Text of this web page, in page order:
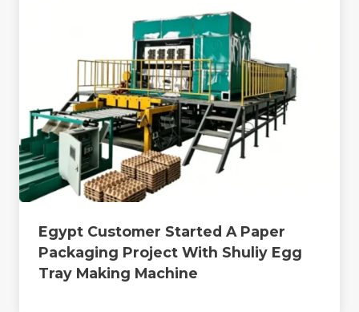
Egypt Customer Started A Paper
Packaging Project With Shuliy Egg
Tray Making Machine